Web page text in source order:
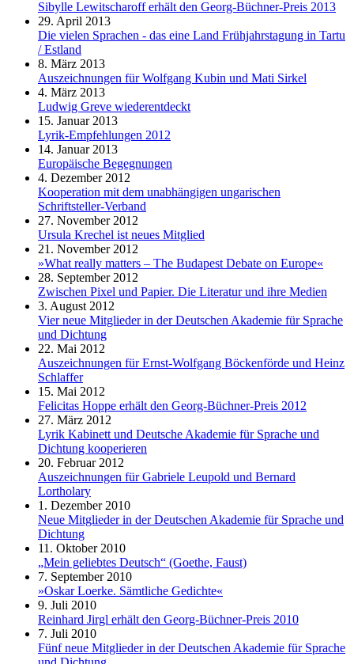
Sibylle Lewitscharoff erhält den Georg-Büchner-Preis 2013
29. April 2013
Die vielen Sprachen - das eine Land Frühjahrstagung in Tartu
/ Estland
8. März 2013
Auszeichnungen für Wolfgang Kubin und Mati Sirkel
4. März 2013
Ludwig Greve wiederentdeckt
15. Januar 2013
Lyrik-Empfehlungen 2012
14. Januar 2013
Europäische Begegnungen
4. Dezember 2012
Kooperation mit dem unabhängigen ungarischen
Schriftsteller-Verband
27. November 2012
Ursula Krechel ist neues Mitglied
21. November 2012
»What really matters – The Budapest Debate on Europe«
28. September 2012
Zwischen Pixel und Papier. Die Literatur und ihre Medien
3. August 2012
Vier neue Mitglieder in der Deutschen Akademie für Sprache
und Dichtung
22. Mai 2012
Auszeichnungen für Ernst-Wolfgang Böckenförde und Heinz
Schlaffer
15. Mai 2012
Felicitas Hoppe erhält den Georg-Büchner-Preis 2012
27. März 2012
Lyrik Kabinett und Deutsche Akademie für Sprache und
Dichtung kooperieren
20. Februar 2012
Auszeichnungen für Gabriele Leupold und Bernard
Lortholary
1. Dezember 2010
Neue Mitglieder in der Deutschen Akademie für Sprache und
Dichtung
11. Oktober 2010
„Mein geliebtes Deutsch“ (Goethe, Faust)
7. September 2010
»Oskar Loerke. Sämtliche Gedichte«
9. Juli 2010
Reinhard Jirgl erhält den Georg-Büchner-Preis 2010
7. Juli 2010
Fünf neue Mitglieder in der Deutschen Akademie für Sprache